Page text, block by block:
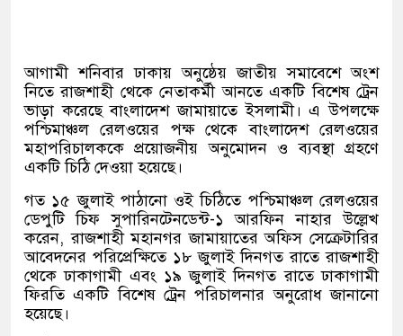
আগামী শনিবার ঢাকায় অনুষ্ঠেয় জাতীয় সমাবেশে অংশ
নিতে রাজশাহী থেকে নেতাকর্মী আনতে একটি বিশেষ ট্রেন
ভাড়া করেছে বাংলাদেশ জামায়াতে ইসলামী। এ উপলক্ষে
পশ্চিমাঞ্চল রেলওয়ের পক্ষ থেকে বাংলাদেশ রেলওয়ের
মহাপরিচালককে প্রয়োজনীয় অনুমোদন ও ব্যবস্থা গ্রহণে
একটি চিঠি দেওয়া হয়েছে।
গত ১৫ জুলাই পাঠানো ওই চিঠিতে পশ্চিমাঞ্চল রেলওয়ের
ডেপুটি চিফ সুপারিনটেনডেন্ট-১ আরফিন নাহার উল্লেখ
করেন, রাজশাহী মহানগর জামায়াতের অফিস সেক্রেটারির
আবেদনের পরিপ্রেক্ষিতে ১৮ জুলাই দিনগত রাতে রাজশাহী
থেকে ঢাকাগামী এবং ১৯ জুলাই দিনগত রাতে ঢাকাগামী
ফিরতি একটি বিশেষ ট্রেন পরিচালনার অনুরোধ জানানো
হয়েছে।